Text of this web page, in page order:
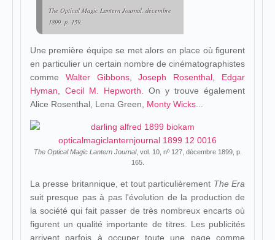
The Optical Magic Lantern Journal, décembre
1899, p. 159.
Une première équipe se met alors en place où figurent
en particulier un certain nombre de cinématographistes
comme Walter Gibbons,Joseph Rosenthal
Edgar
Hyman
Cecil M. Hepworth . On y trouve également
Alice Rosenthal, Lena Green, Monty Wicks
The Optical Magic Lantern Journal, vol. 10, nº 127, décembre 1899, p.
165.
La presse britannique, et tout particulièrement The Era
suit presque pas à pas l'évolution de la production de
la société qui fait passer de très nombreux encarts où
figurent un qualité importante de titres. Les publicités
arrivent parfois à occuper toute une page comme